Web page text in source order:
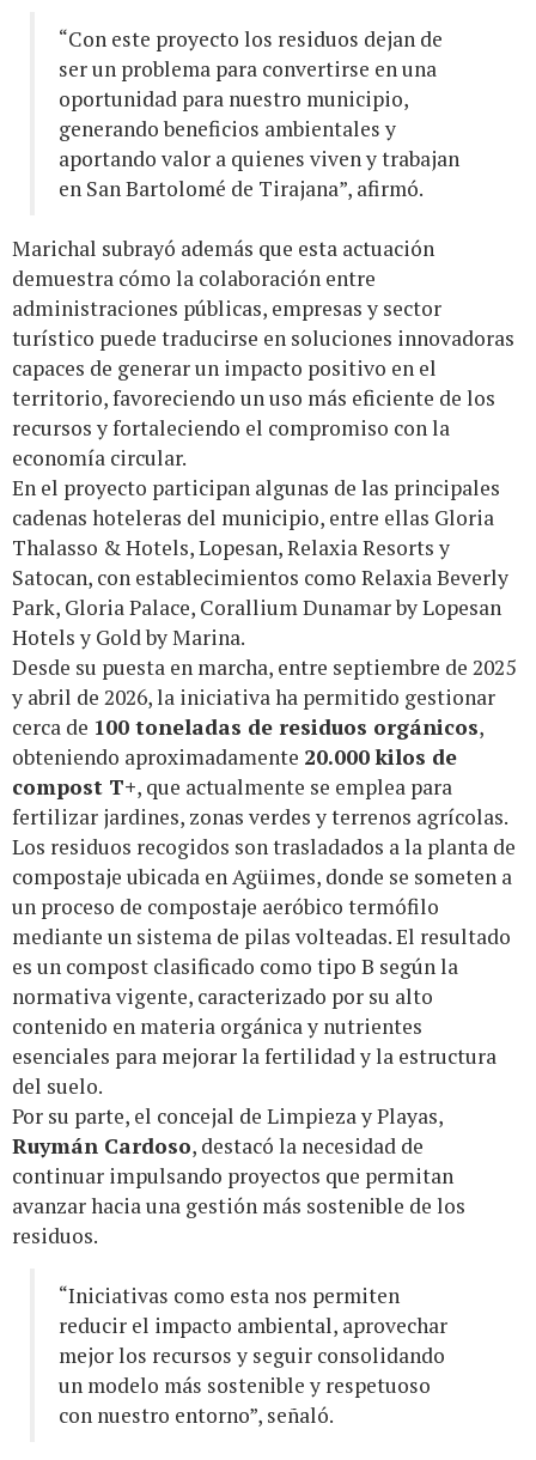
“Con este proyecto los residuos dejan de
ser un problema para convertirse en una
oportunidad para nuestro municipio,
generando beneficios ambientales y
aportando valor a quienes viven y trabajan
en San Bartolomé de Tirajana”, afirmó.
Marichal subrayó además que esta actuación
demuestra cómo la colaboración entre
administraciones públicas, empresas y sector
turístico puede traducirse en soluciones innovadoras
capaces de generar un impacto positivo en el
territorio, favoreciendo un uso más eficiente de los
recursos y fortaleciendo el compromiso con la
economía circular.
En el proyecto participan algunas de las principales
cadenas hoteleras del municipio, entre ellas Gloria
Thalasso & Hotels, Lopesan, Relaxia Resorts y
Satocan, con establecimientos como Relaxia Beverly
Park, Gloria Palace, Corallium Dunamar by Lopesan
Hotels y Gold by Marina.
Desde su puesta en marcha, entre septiembre de 2025
y abril de 2026, la iniciativa ha permitido gestionar
cerca de 100 toneladas de residuos orgánicos,
obteniendo aproximadamente 20.000 kilos de
compost T+, que actualmente se emplea para
fertilizar jardines, zonas verdes y terrenos agrícolas.
Los residuos recogidos son trasladados a la planta de
compostaje ubicada en Agüimes, donde se someten a
un proceso de compostaje aeróbico termófilo
mediante un sistema de pilas volteadas. El resultado
es un compost clasificado como tipo B según la
normativa vigente, caracterizado por su alto
contenido en materia orgánica y nutrientes
esenciales para mejorar la fertilidad y la estructura
del suelo.
Por su parte, el concejal de Limpieza y Playas,
Ruymán Cardoso, destacó la necesidad de
continuar impulsando proyectos que permitan
avanzar hacia una gestión más sostenible de los
residuos.
“Iniciativas como esta nos permiten
reducir el impacto ambiental, aprovechar
mejor los recursos y seguir consolidando
un modelo más sostenible y respetuoso
con nuestro entorno”, señaló.